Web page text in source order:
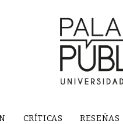
CRÍTICAS RESEÑAS